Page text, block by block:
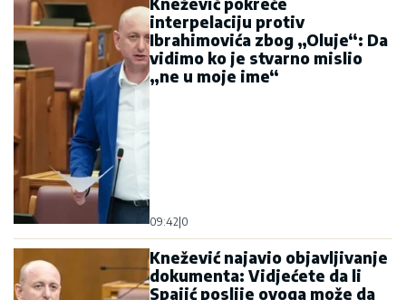
interpelaciju protiv
Ibrahimovića zbog „Oluje“: Da
vidimo ko je stvarno mislio
„ne u moje ime“
09:42 0
Knežević najavio objavljivanje
dokumenta: Vidjećete da li
Spajić poslije ovoga može da